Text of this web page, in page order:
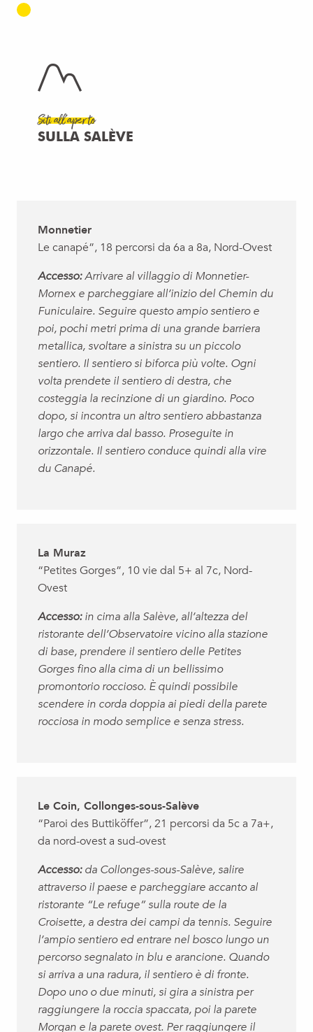
Siti all’aperto
SULLA SALÈVE
Monnetier
Le canapé”, 18 percorsi da 6a a 8a, Nord-Ovest
Accesso:Arrivare al villaggio di Monnetier-
Mornex e parcheggiare all’inizio del Chemin du
Funiculaire. Seguire questo ampio sentiero e
poi, pochi metri prima di una grande barriera
metallica, svoltare a sinistra su un piccolo
sentiero. Il sentiero si biforca più volte. Ogni
volta prendete il sentiero di destra, che
costeggia la recinzione di un giardino. Poco
dopo, si incontra un altro sentiero abbastanza
largo che arriva dal basso. Proseguite in
orizzontale. Il sentiero conduce quindi alla vire
du Canapé.
La Muraz
“Petites Gorges”, 10 vie dal 5+ al 7c, Nord-
Ovest
Accesso:in cima alla Salève, all’altezza del
ristorante dell’Observatoire vicino alla stazione
di base, prendere il sentiero delle Petites
Gorges fino alla cima di un bellissimo
promontorio roccioso. È quindi possibile
scendere in corda doppia ai piedi della parete
rocciosa in modo semplice e senza stress.
Le Coin, Collonges-sous-Salève
“Paroi des Buttiköffer”, 21 percorsi da 5c a 7a+,
da nord-ovest a sud-ovest
Accesso:da Collonges-sous-Salève, salire
attraverso il paese e parcheggiare accanto al
ristorante “Le refuge” sulla route de la
Croisette, a destra dei campi da tennis. Seguire
l’ampio sentiero ed entrare nel bosco lungo un
percorso segnalato in blu e arancione. Quando
si arriva a una radura, il sentiero è di fronte.
Dopo uno o due minuti, si gira a sinistra per
raggiungere la roccia spaccata, poi la parete
Morgan e la parete ovest. Per raggiungere il